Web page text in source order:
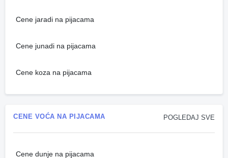
Cene jaradi na pijacama
Cene junadi na pijacama
Cene koza na pijacama
POGLEDAJ SVE
CENE VOĆA NA PIJACAMA
Cene dunje na pijacama